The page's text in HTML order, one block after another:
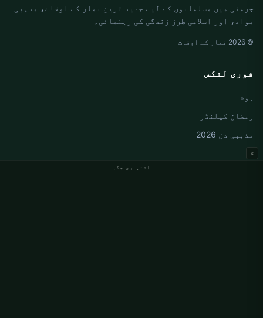
اشتہاری جگہ
×
جرمنی میں مسلمانوں کے لیے جدید ترین نماز کے اوقات، مذہبی
مواد، اور اسلامی طرز زندگی کی رہنمائی۔
© 2026 نماز کے اوقات
فوری لنکس
ہوم
رمضان کیلنڈر
مذہبی دن 2026